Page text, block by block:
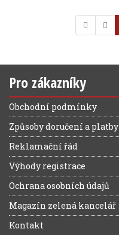
Pro zákazníky
Obchodní podmínky
Způsoby doručení a platby
Reklamační řád
Výhody registrace
Ochrana osobních údajů
Magazín zelená kancelář
Kontakt